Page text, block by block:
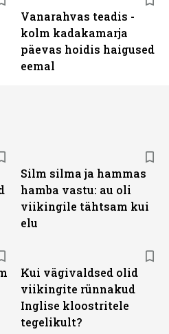
Vanarahvas teadis -
kolm kadakamarja
päevas hoidis haigused
eemal
Silm silma ja hammas
hamba vastu: au oli
viikingile tähtsam kui
elu
Kui vägivaldsed olid
viikingite rünnakud
Inglise kloostritele
tegelikult?